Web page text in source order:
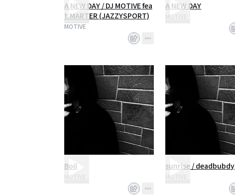
A NEW DAY / DJ MOTIVE fea
t.MARTER (JAZZYSPORT)
MOTIVE
A NEW DAY
MOTIVE
Boil
MOTIVE
sunrise / deadbubdy
MOTIVE